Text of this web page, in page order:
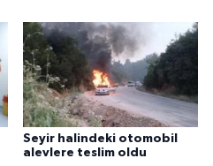
Seyir halindeki otomobil
alevlere teslim oldu